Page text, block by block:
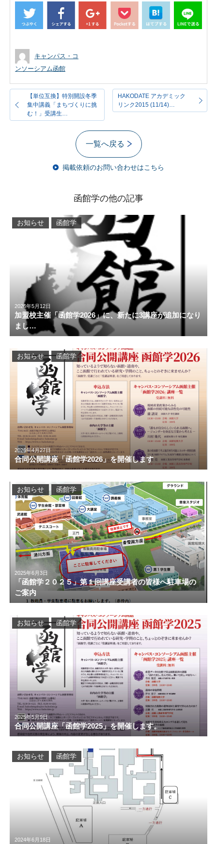
キャンパス・コ
ンソーシアム函館
【単位互換】特別開設冬季
集中講義「まちづくりに挑
む！」受講生…
HAKODATE アカデミック
リンク2015 (11/14)…
一覧へ戻る
掲載依頼のお問い合わせはこちら
函館学の他の記事
2026年5月12日
加盟校主催「函館学2026」に、新たに3講座が追加になり
まし…
お知らせ 函館学
2026年4月27日
合同公開講座「函館学2026」を開催します
お知らせ 函館学
2025年6月3日
「函館学２０２５」第１回講座受講者の皆様へ駐車場の
ご案内
お知らせ 函館学
2025年5月9日
合同公開講座「函館学2025」を開催します。
お知らせ 函館学
2024年6月18日
お知らせ 函館学